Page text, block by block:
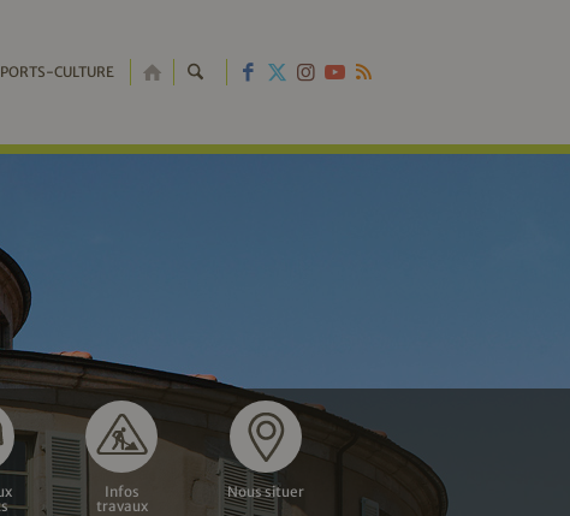
CULTURE RETOUR
Infos
travaux
Nous situer